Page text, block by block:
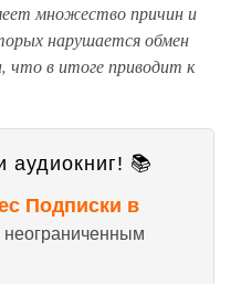
множество причин и
нарушается обмен
что в итоге приводит к
аудиокниг! 📚
Подписки в